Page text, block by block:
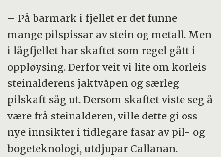
– På barmark i fjellet er det funne
mange pilspissar av stein og metall. Men
i lågfjellet har skaftet som regel gått i
oppløysing. Derfor veit vi lite om korleis
steinalderens jaktvåpen og særleg
pilskaft såg ut. Dersom skaftet viste seg å
være frå steinalderen, ville dette gi oss
nye innsikter i tidlegare fasar av pil- og
bogeteknologi, utdjupar Callanan.